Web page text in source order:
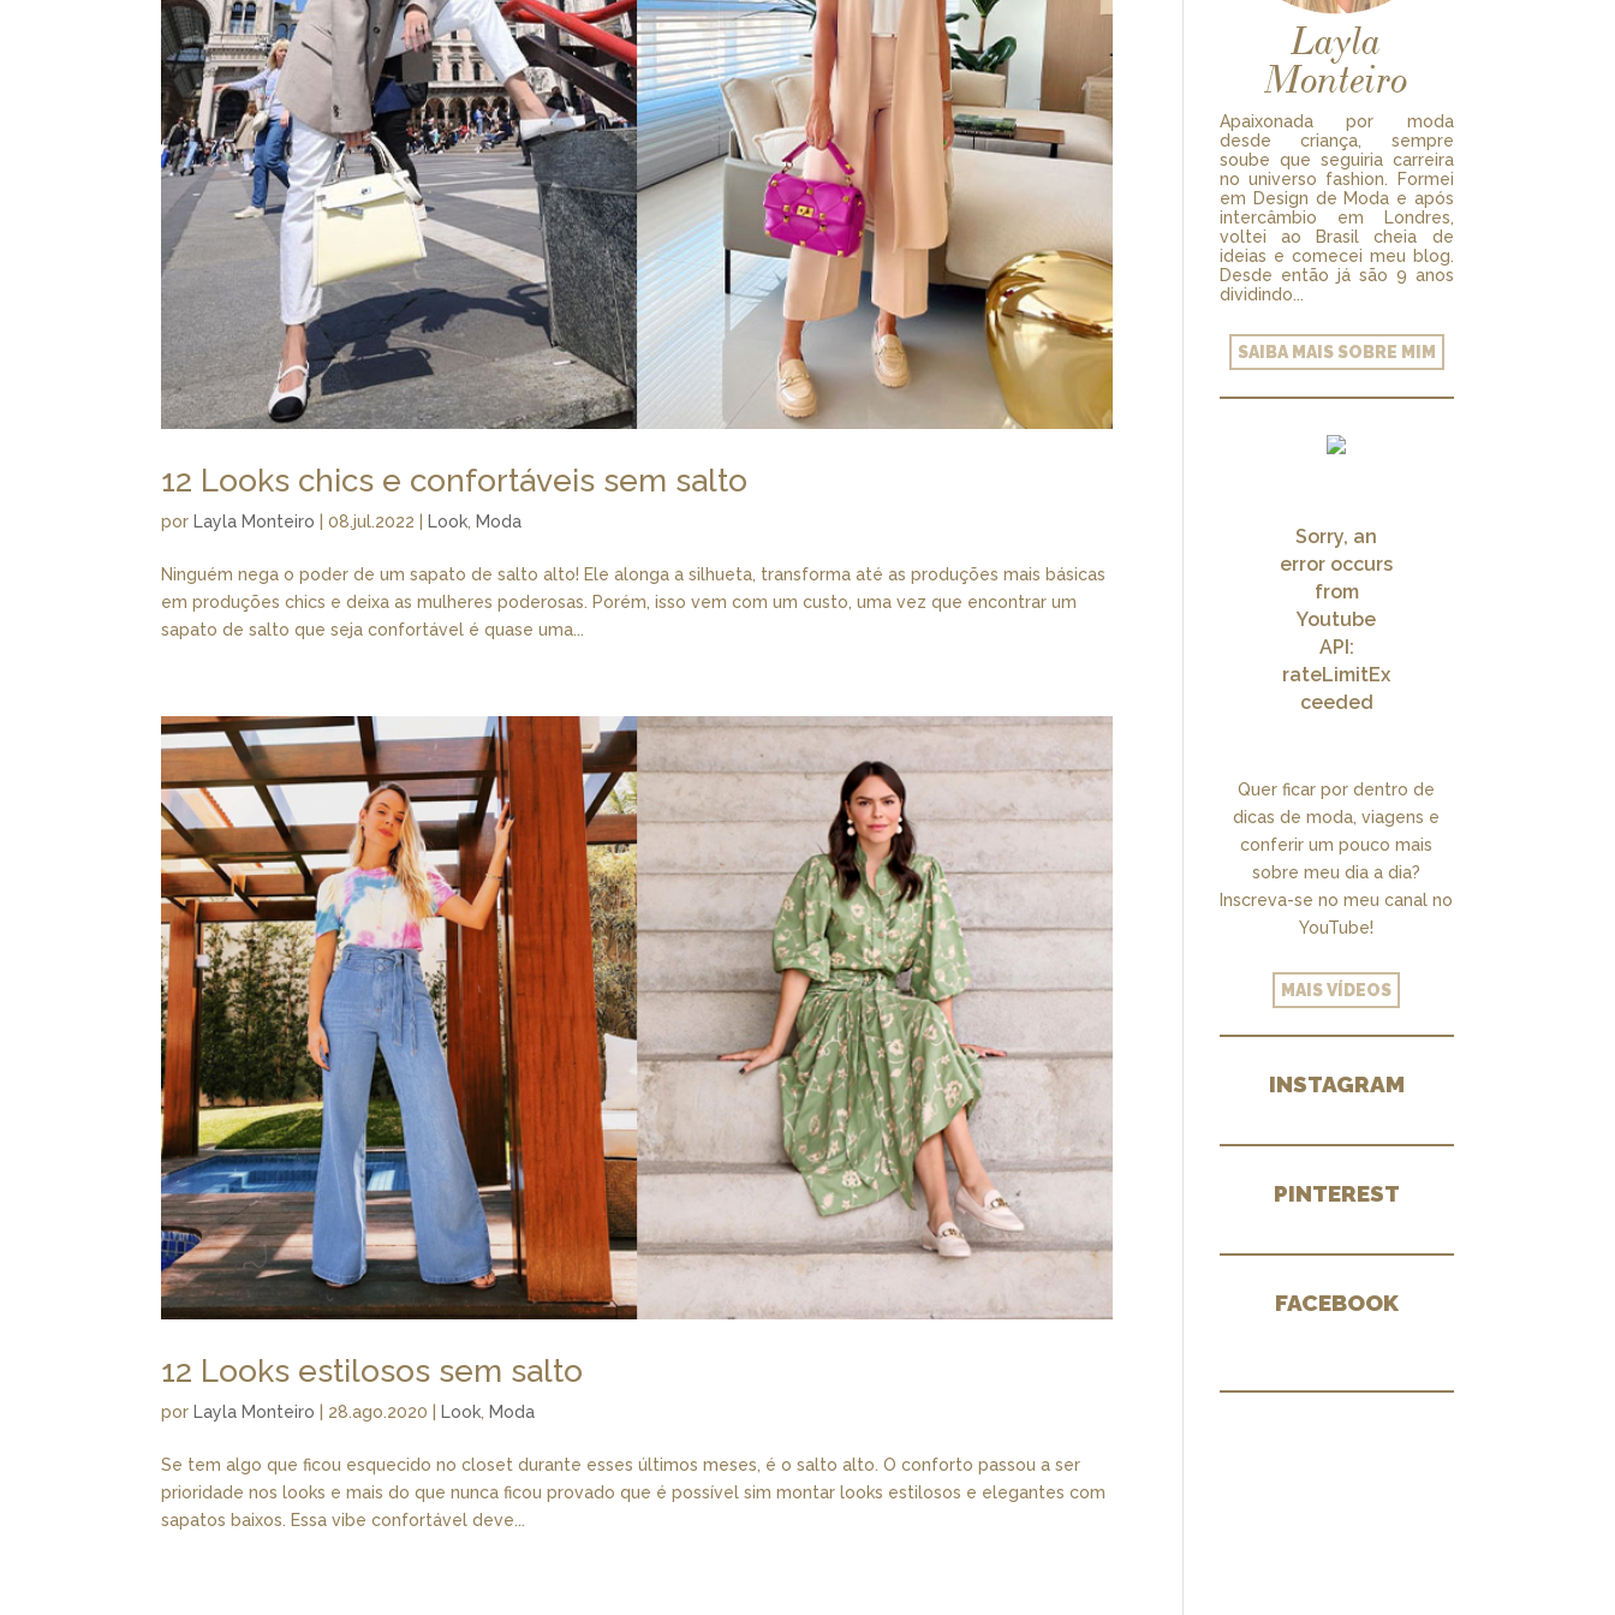
12 Looks chics e confortáveis sem salto
por Layla Monteiro |08.jul.2022 Look, Moda
Ninguém nega o poder de um sapato de salto alto! Ele alonga a silhueta, transforma até as produções mais básicas
em produções chics e deixa as mulheres poderosas. Porém, isso vem com um custo, uma vez que encontrar um
sapato de salto que seja confortável é quase uma...
12 Looks estilosos sem salto
porLayla Monteiro | 28.ago.2020 |Look,Moda
Se tem algo que ficou esquecido no closet durante esses últimos meses, é o salto alto. O conforto passou a ser
prioridade nos looks e mais do que nunca ficou provado que é possível sim montar looks estilosos e elegantes com
sapatos baixos. Essa vibe confortável deve...
Layla
Monteiro
Apaixonada por moda
desde criança, sempre
soube que seguiria carreira
no universo fashion. Formei
em Design de Moda e após
intercâmbio em Londres,
voltei ao Brasil cheia de
ideias e comecei meu blog.
Desde então já são 9 anos
dividindo...
SAIBA MAIS SOBRE MIM
Sorry, an
error occurs
from
Youtube
API:
rateLimitEx
ceeded
Quer ficar por dentro de
dicas de moda, viagens e
conferir um pouco mais
sobre meu dia a dia?
Inscreva-se no meu canal no
YouTube!
MAIS VÍDEOS
INSTAGRAM
PINTEREST
FACEBOOK